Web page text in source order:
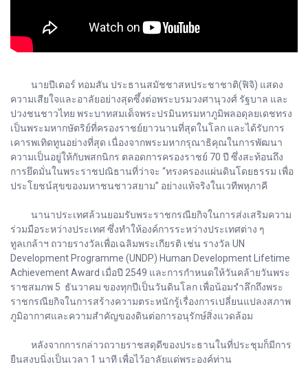
นายปีเตอร์ ทอมสัน ประธานสมัชชาสหประชาชาติ(ฟิจิ) แสดง
ความเสียใจและอาลัยอย่างสุดซึ้งต่อพระบรมวงศานุวงศ์ รัฐบาล และ
ปวงชนชาวไทย พระบาทสมเด็จพระปรมินทรมหาภูมิพลอดุลยเดชทรง
เป็นพระมหากษัตริย์ที่ครองราชย์ยาวนานที่สุดในโลก และได้รับการ
เคารพเทิดทูนอย่างที่สุด เนื่องจากพระมหากรุณาธิคุณในการพัฒนา
ความเป็นอยู่ให้กับพสกนิกร ตลอดการครองราชย์ 70 ปี ซึ่งสะท้อนถึง
การยึดมั่นในพระราชปณิธานที่ว่าจะ “ทรงครองแผ่นดินโดยธรรม เพื่อ
ประโยชน์สุขของมหาชนชาวสยาม” อย่างแท้จริงในเวทีพหุภาคี
นานาประเทศล้วนยอมรับพระราชกรณียกิจในการส่งเสริมความ
ร่วมมือระหว่างประเทศ ซึ่งทำให้องค์การระหว่างประเทศต่าง ๆ
ทูลเกล้าฯ ถวายรางวัลเพื่อเฉลิมพระเกียรติ เช่น รางวัล UN
Development Programme (UNDP) Human Development Lifetime
Achievement Award เมื่อปี 2549 และการกำหนดให้วันคล้ายวันพระ
ราชสมภพ 5 ธันวาคม ของทุกปีเป็นวันดินโลก เพื่อน้อมรำลึกถึงพระ
ราชกรณียกิจในการสร้างความตระหนักรู้เรื่องการเปลี่ยนแปลงสภาพ
ภูมิอากาศและความสำคัญของดินต่อการอนุรักษ์สิ่งแวดล้อม
หลังจากการกล่าวถวายราชสดุดีของประธานในที่ประชุมก็มีการ
ยืนสงบนิ่งเป็นเวลา 1 นาที เพื่อไว้อาลัยแด่พระองค์ท่าน